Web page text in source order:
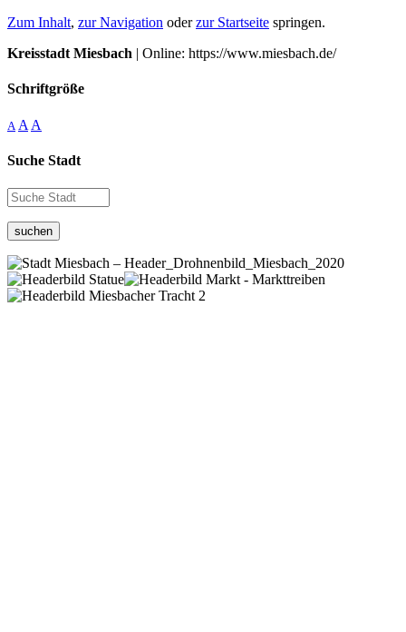
Zum Inhalt, zur Navigation oderzur Startseite springen.
Kreisstadt Miesbach | Online: https://www.miesbach.de/
Schriftgröße
A A A
Suche Stadt
suchen